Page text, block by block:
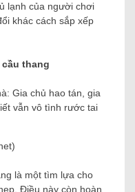
lạnh của người chơi
khác cách sắp xếp
thang
là một tìm lựa cho
Điều này còn hoàn